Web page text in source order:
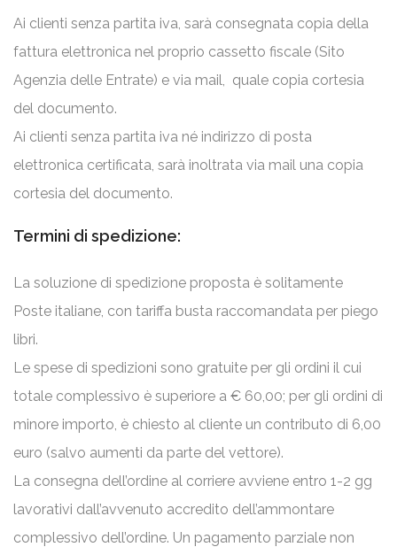
Ai clienti senza partita iva, sarà consegnata copia della
fattura elettronica nel proprio cassetto fiscale (Sito
Agenzia delle Entrate) e via mail, quale copia cortesia
del documento.
Ai clienti senza partita iva né indirizzo di posta
elettronica certificata, sarà inoltrata via mail una copia
cortesia del documento.
Termini di spedizione:
La soluzione di spedizione proposta è solitamente
Poste italiane, con tariffa busta raccomandata per piego
libri.
Le spese di spedizioni sono gratuite per gli ordini il cui
totale complessivo è superiore a € 60,00; per gli ordini di
minore importo, è chiesto al cliente un contributo di 6,00
euro (salvo aumenti da parte del vettore).
La consegna dell’ordine al corriere avviene entro 1-2 gg
lavorativi dall’avvenuto accredito dell’ammontare
complessivo dell’ordine. Un pagamento parziale non